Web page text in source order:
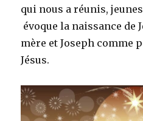
qui nous a réunis,
évoque la naissance de
mère et Joseph comme
Jésus.